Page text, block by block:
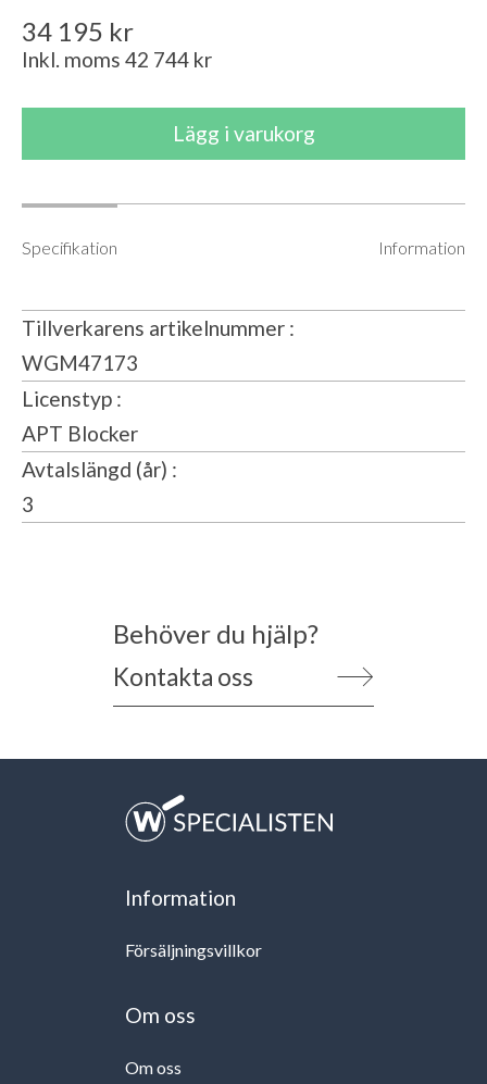
34 195 kr
Inkl. moms 42 744 kr
Specifikation Information
Tillverkarens artikelnummer
WGM47173
Licenstyp
APT Blocker
Avtalslängd (år)
3
Behöver du hjälp?
Kontakta oss
Information
Försäljningsvillkor
Om oss
Om oss